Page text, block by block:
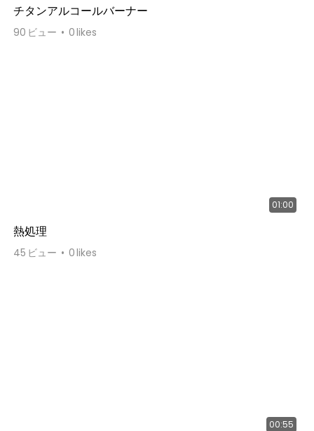
チタンアルコールバーナー
90 ビュー 0likes
01:00
熱処理
45 ビュー 0likes
00:55